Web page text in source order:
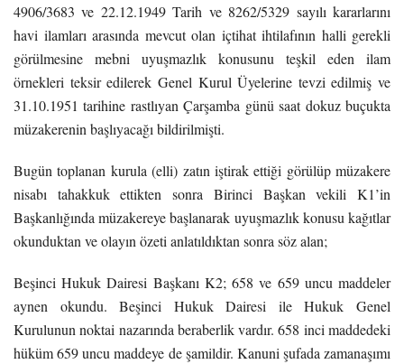
4906/3683 ve 22.12.1949 Tarih ve 8262/5329 sayılı kararlarını
havi ilamları arasında mevcut olan içtihat ihtilafının halli gerekli
görülmesine mebni uyuşmazlık konusunu teşkil eden ilam
örnekleri teksir edilerek Genel Kurul Üyelerine tevzi edilmiş ve
31.10.1951 tarihine rastlıyan Çarşamba günü saat dokuz buçukta
müzakerenin başlıyacağı bildirilmişti.
Bugün toplanan kurula (elli) zatın iştirak ettiği görülüp müzakere
nisabı tahakkuk ettikten sonra Birinci Başkan vekili K1’in
Başkanlığında müzakereye başlanarak uyuşmazlık konusu kağıtlar
okunduktan ve olayın özeti anlatıldıktan sonra söz alan;
Beşinci Hukuk Dairesi Başkanı K2; 658 ve 659 uncu maddeler
aynen okundu. Beşinci Hukuk Dairesi ile Hukuk Genel
Kurulunun noktai nazarında beraberlik vardır. 658 inci maddedeki
hüküm 659 uncu maddeye de şamildir. Kanuni şufada zamanaşımı